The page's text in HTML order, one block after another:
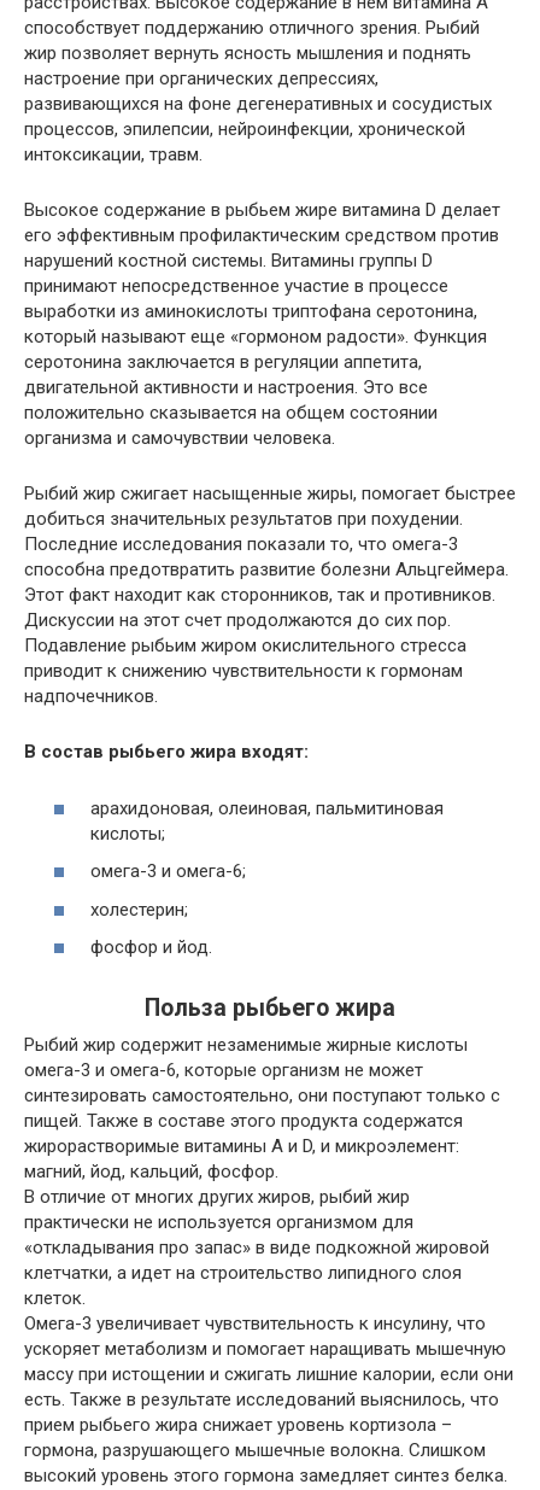
способствует поддержанию отличного зрения. Рыбий
жир позволяет вернуть ясность мышления и поднять
настроение при органических депрессиях,
развивающихся на фоне дегенеративных и сосудистых
процессов, эпилепсии, нейроинфекции, хронической
интоксикации, травм.
Высокое содержание в рыбьем жире витамина D делает
его эффективным профилактическим средством против
нарушений костной системы. Витамины группы D
принимают непосредственное участие в процессе
выработки из аминокислоты триптофана серотонина,
который называют еще «гормоном радости». Функция
серотонина заключается в регуляции аппетита,
двигательной активности и настроения. Это все
положительно сказывается на общем состоянии
организма и самочувствии человека.
Рыбий жир сжигает насыщенные жиры, помогает быстрее
добиться значительных результатов при похудении.
Последние исследования показали то, что омега-3
способна предотвратить развитие болезни Альцгеймера.
Этот факт находит как сторонников, так и противников.
Дискуссии на этот счет продолжаются до сих пор.
Подавление рыбьим жиром окислительного стресса
приводит к снижению чувствительности к гормонам
надпочечников.
В состав рыбьего жира входят:
арахидоновая, олеиновая, пальмитиновая
кислоты;
омега-3 и омега-6;
холестерин;
фосфор и йод.
Польза рыбьего жира
Рыбий жир содержит незаменимые жирные кислоты
омега-3 и омега-6, которые организм не может
синтезировать самостоятельно, они поступают только с
пищей. Также в составе этого продукта содержатся
жирорастворимые витамины А и D, и микроэлемент:
магний, йод, кальций, фосфор.
В отличие от многих других жиров, рыбий жир
практически не используется организмом для
«откладывания про запас» в виде подкожной жировой
клетчатки, а идет на строительство липидного слоя
клеток.
Омега-3 увеличивает чувствительность к инсулину, что
ускоряет метаболизм и помогает наращивать мышечную
массу при истощении и сжигать лишние калории, если они
есть. Также в результате исследований выяснилось, что
прием рыбьего жира снижает уровень кортизола –
гормона, разрушающего мышечные волокна. Слишком
высокий уровень этого гормона замедляет синтез белка.